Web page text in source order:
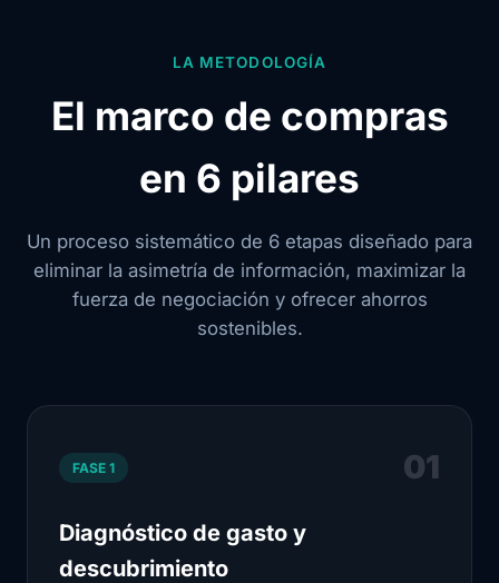
LA METODOLOGÍA
El marco de compras
en 6 pilares
Un proceso sistemático de 6 etapas diseñado para
eliminar la asimetría de información, maximizar la
fuerza de negociación y ofrecer ahorros
sostenibles.
FASE 1 01
Diagnóstico de gasto y
descubrimiento